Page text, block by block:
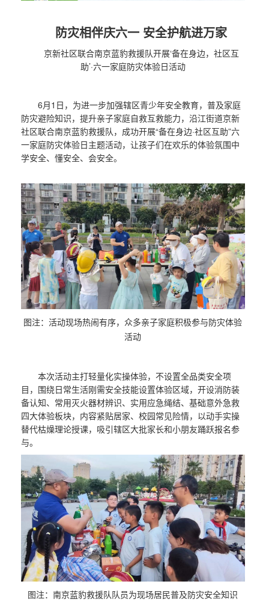
防灾相伴庆六一 安全护航进万家
京新社区联合南京蓝豹救援队开展‘备在身边，社区互
助’·六一家庭防灾体验日活动
6月1日，为进一步加强辖区青少年安全教育，普及家庭
防灾避险知识，提升亲子家庭自救互救能力，沿江街道京新
社区联合南京蓝豹救援队，成功开展“备在身边·社区互助”六
一家庭防灾体验日主题活动，让孩子们在欢乐的体验氛围中
学安全、懂安全、会安全。
图注：活动现场热闹有序，众多亲子家庭积极参与防灾体验
活动
本次活动主打轻量化实操体验，不设置全品类安全项
目，围绕日常生活刚需安全技能设置体验区域，开设消防装
备认知、常用灭火器材辨识、实用应急绳结、基础意外急救
四大体验板块，内容紧贴居家、校园常见险情，以动手实操
替代枯燥理论授课，吸引辖区大批家长和小朋友踊跃报名参
与。
图注：南京蓝豹救援队队员为现场居民普及防灾安全知识